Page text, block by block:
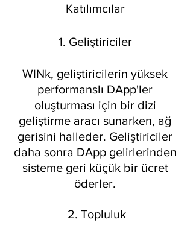
Katılımcılar
1. Geliştiriciler
WINk, geliştiricilerin yüksek
performanslı DApp'ler
oluşturması için bir dizi
geliştirme aracı sunarken, ağ
gerisini halleder. Geliştiriciler
daha sonra DApp gelirlerinden
sisteme geri küçük bir ücret
öderler.
2. Topluluk